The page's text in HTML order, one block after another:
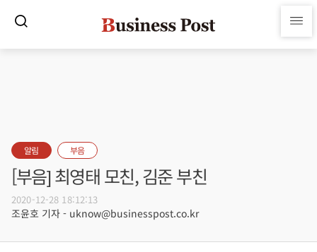
알림 부음
[부음] 최영태 모친, 김준 부친
2020-12-28 18:12:13
조윤호 기자 - uknow@businesspost.co.kr